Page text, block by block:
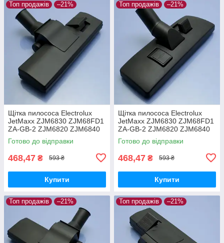
Топ продажів –21%
Щітка пилососа Electrolux
JetMaxx ZJM6830 ZJM68FD1
ZA-GB-2 ZJM6820 ZJM6840
EL4042A ZJG6800
двохрежимна
Готово до відправки
468,47 ₴ 593 ₴
Купити
Топ продажів –21%
Щітка пилососа Electrolux
JetMaxx ZJM6830 ZJM68FD1
ZA-GB-2 ZJM6820 ZJM6840
EL4042A ZJG6800 для
ламіната паркета
Готово до відправки
468,47 ₴ 593 ₴
Купити
Топ продажів –21% Топ продажів –21%